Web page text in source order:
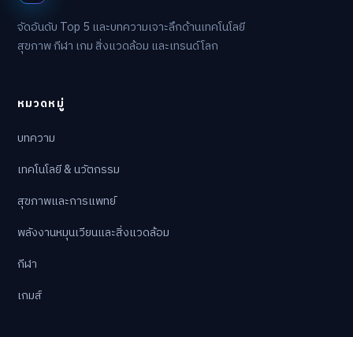
จัดอันดับ Top 5 และบทความเจาะลึกด้านเทคโนโลยี
สุขภาพ กีฬา เกม สิ่งแวดล้อม และเทรนด์โลก
หมวดหมู่
บทความ
เทคโนโลยี & นวัตกรรม
สุขภาพและการแพทย์
พลังงานหมุนเวียนและสิ่งแวดล้อม
กีฬา
เกมส์